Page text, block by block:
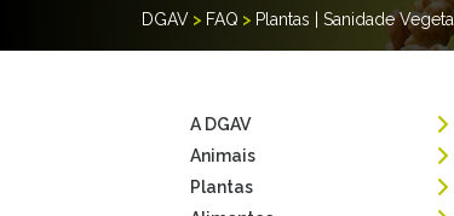
DGAV > FAQ > Plantas | Sanidade Vegetal
A DGAV
Animais
Plantas